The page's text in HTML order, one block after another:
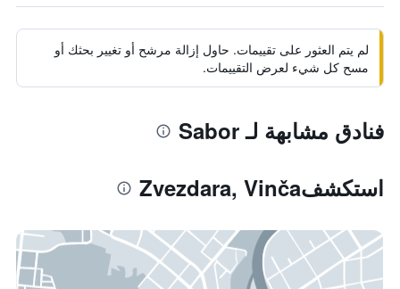
لم يتم العثور على تقييمات. حاول إزالة مرشح أو تغيير بحثك أو
مسح كل شيء لعرض التقييمات.
فنادق مشابهة لـ Sabor
استكشفZvezdara, Vinča